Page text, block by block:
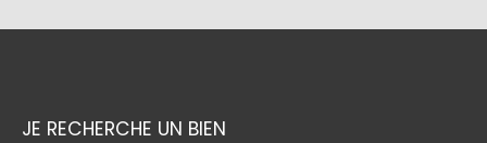
JE RECHERCHE UN BIEN